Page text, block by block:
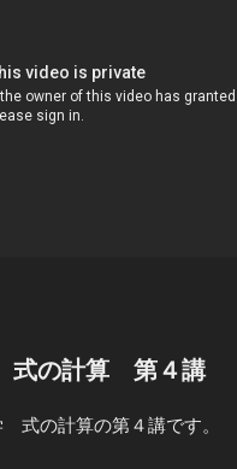
式の計算 第４講
式の計算の第４講です。